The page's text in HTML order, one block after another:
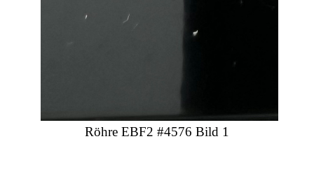
Röhre EBF2 #4576 Bild 1